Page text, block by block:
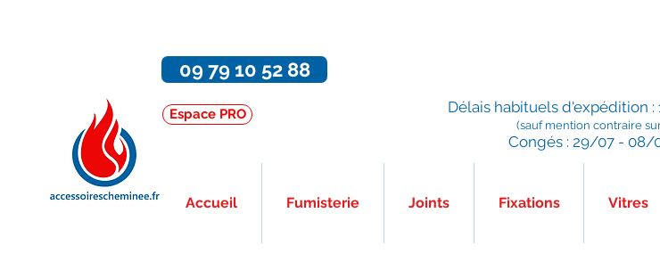
09 79 10 52 88
Accueil Fumisterie Joints Fixations Vitres
Espace PRO Délais habituels d'expédition :
(sauf mention contraire
Congés : 29/07 - 08/